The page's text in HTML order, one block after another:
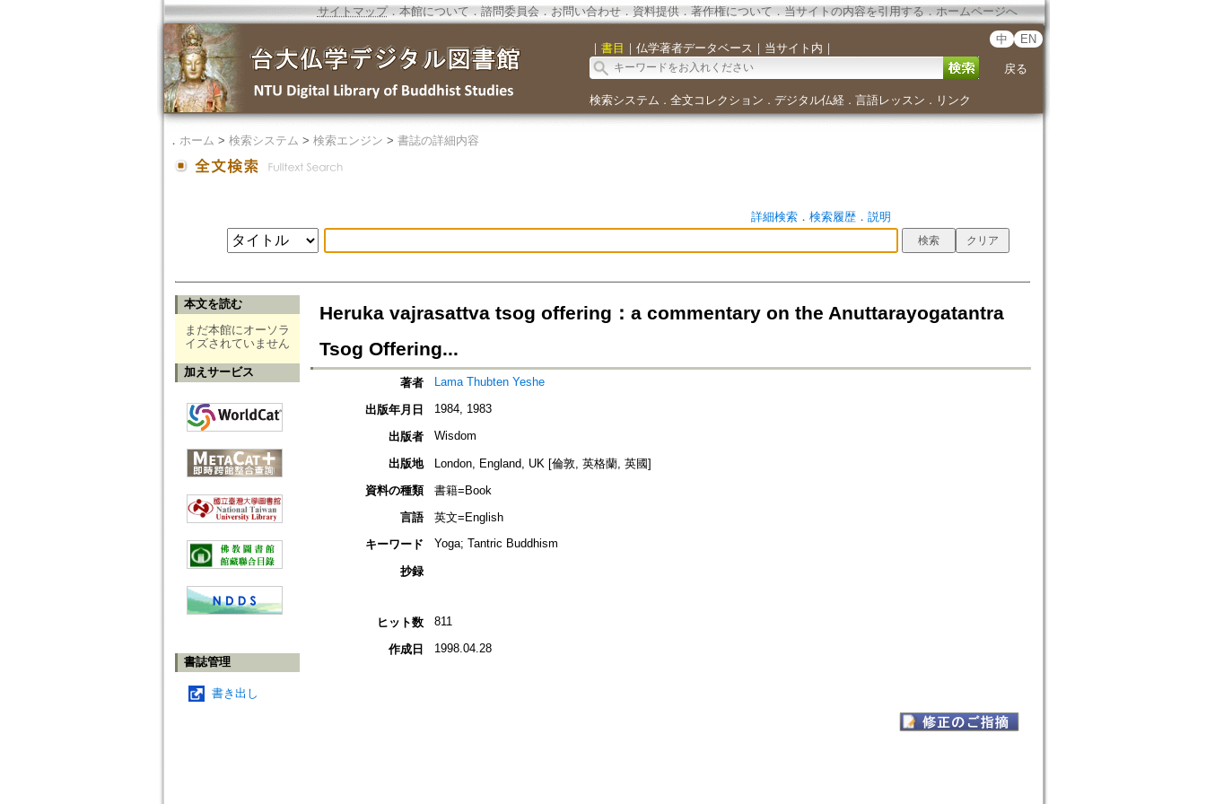
サイトマップ．本館について ． 諮問委員会． お問い合わせ． 資料提供． 著作権について．当サイトの内容を引用する ． ホームページへ
｜ 書目 ｜ 仏学著者データベース ｜ 当サイト内 ｜
中 EN
戻る
検索システム ． 全文コレクション ． デジタル仏経． 言語レッスン ． リンク
． ホーム > 検索システム > 検索エンジン > 書誌の詳細内容
詳細検索． 検索履歴． 説明
本文を読む
まだ本館にオーソラ
イズされていません
加えサービス
書誌管理
書き出し
Heruka vajrasattva tsog offering：a commentary on the Anuttarayogatantra
Tsog Offering...
著者 Lama Thubten Yeshe
出版年月日 1984, 1983
出版者 Wisdom
出版地
London, England, UK [倫敦, 英格蘭, 英國]
資料の種類
書籍=Book
言語
英文=English
キーワード
Yoga; Tantric Buddhism
抄録
ヒット数 811
作成日 1998.04.28